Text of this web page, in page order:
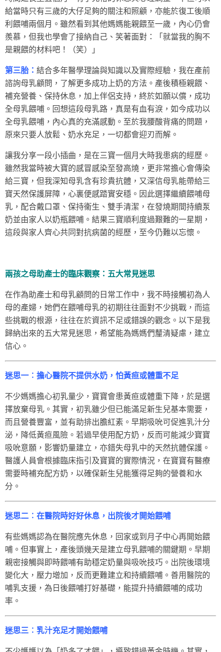
給當時只有三歲的大仔足夠的關注和照顧，亦能於復工後順
利餵哺兩個月。雖然看到其他媽媽能親餵至一歲，內心仍會
羨慕，但我也學會了接納自己、笑著面對：「就當我的胸不
是親餵的材料吧！（笑）」
第三胎： 結合多年醫學理論與知識以及實際經驗，我在產前
諮詢母乳顧問，了解更多成功上奶的方法。產後積極親餵、
補充營養、保持休息，加上伴侶支持，終於如願以償，成功
全母乳餵哺。回想這段母乳路，真是有血有淚，如今成功以
全母乳餵哺，內心真的充滿感動。至於我腰酸背痛的問題，
原來只要人放鬆、奶水充足，一切都會迎刃而解。
讓我分享一段小插曲，是在三寶一個月大時我患病的經歷。
雖然我當時被大寶的感冒感染至發高燒，更非常擔心會傳染
給三寶，但我深知母乳含有珍貴抗體，又深信母乳能帶給三
寶天然保護屏障，心裏便感踏實安穩。因此選擇繼續餵哺母
乳，配合戴口罩、保持衞生、雙手清潔，在發燒期間持續泵
奶並由家人以奶瓶餵哺。結果三寶順利度過艱難的一星期，
這段與家人齊心共同對抗病菌的經歷，至今仍難以忘懷。
兩孩之母助產士的臨床觀察：五大常見迷思
在作為助產士和母乳顧問的日常工作中，我不時接觸初為人
母的產婦，她們在餵哺母乳的初期往往面對不少挑戰，而這
些挑戰的根源，往往在於資訊不足或錯誤的觀念。以下是我
歸納出來的五大常見迷思，希望能為媽媽們釐清疑慮，建立
信心。
迷思一︰擔心醫院不提供水奶，怕黃疸或體重不足
不少媽媽擔心初乳量少，寶寶會患黃疸或體重下降，於是選
擇放棄母乳。其實，初乳雖少但已能滿足新生兒基本需要，
而且營養豐富，並有助排出膽紅素。早期吸吮可促進乳汁分
泌，降低黃疸風險。若過早使用配方奶，反而可能減少寶寶
吸吮意願，影響奶量建立，亦錯失母乳中的天然抗體保護。
醫護人員會根據臨床指引及寶寶的實際情況，在寶寶有醫療
需要時補充配方奶，以確保新生兒能獲得足夠的營養和水
分。
迷思二︰在醫院時好好休息，出院後才開始餵哺
有些媽媽認為在醫院應先休息，回家或到月子中心再開始餵
哺。但事實上，產後頭幾天是建立母乳餵哺的關鍵期。早期
親密接觸與即時餵哺有助穩定奶量與吸吮技巧。出院後環境
變化大，壓力增加，反而更難建立和持續餵哺。善用醫院的
哺乳支援，為日後餵哺打好基礎，能提升持續餵哺的成功
率。
迷思三︰乳汁充足才開始餵哺